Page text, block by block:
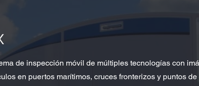
de inspección móvil de múltiples tecnologías con
en puertos marítimos, cruces fronterizos y puntos